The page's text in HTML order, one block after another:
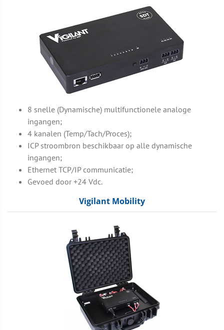
8 snelle (Dynamische) multifunctionele analoge
ingangen;
4 kanalen (Temp/Tach/Proces);
ICP stroombron beschikbaar op alle dynamische
ingangen;
Ethernet TCP/IP communicatie;
Gevoed door +24 Vdc.
Vigilant Mobility